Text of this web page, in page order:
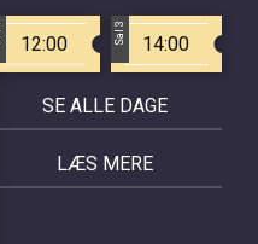
12:00 Sal 3 14:00
SE ALLE DAGE
LÆS MERE